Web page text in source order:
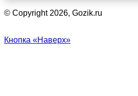
© Copyright 2026, Gozik.ru
Кнопка «Наверх»